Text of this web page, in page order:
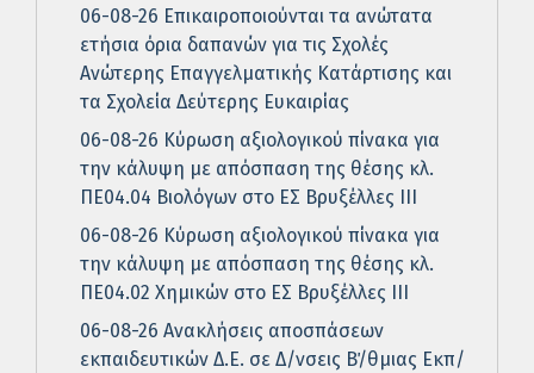
06-08-26 Επικαιροποιούνται τα ανώτατα
ετήσια όρια δαπανών για τις Σχολές
Ανώτερης Επαγγελματικής Κατάρτισης και
τα Σχολεία Δεύτερης Ευκαιρίας
06-08-26 Κύρωση αξιολογικού πίνακα για
την κάλυψη με απόσπαση της θέσης κλ.
ΠΕ04.04 Βιολόγων στο ΕΣ Βρυξέλλες ΙΙΙ
06-08-26 Κύρωση αξιολογικού πίνακα για
την κάλυψη με απόσπαση της θέσης κλ.
ΠΕ04.02 Χημικών στο ΕΣ Βρυξέλλες ΙΙΙ
06-08-26 Ανακλήσεις αποσπάσεων
εκπαιδευτικών Δ.Ε. σε Δ/νσεις Β΄/θμιας Εκπ/